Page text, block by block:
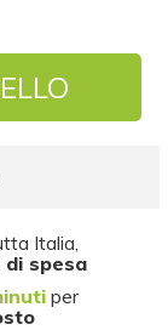
Italia,
spesa
per